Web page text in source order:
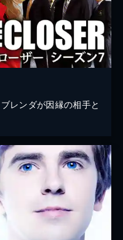
レンダが因縁の相手と